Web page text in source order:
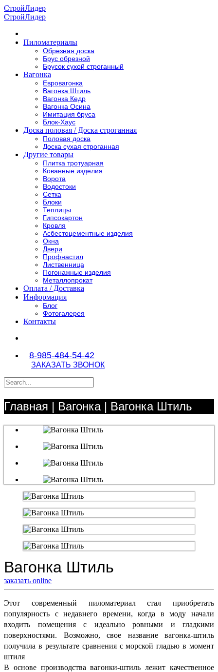
СтройЛидер
СтройЛидер
Пиломатериалы
Обрезная доска
Брус обрезной
Брусок сухой строганный
Вагонка
Евровагонка
Вагонка Штиль
Вагонка Кедр
Вагонка Осина
Имитация бруса
Блок-Хаус
Доска половая / Доска строганная
Половая доска
Доска сухая строганная
Другие товары
Плитка тротуарная
Кованные изделия
Ворота
Водостоки
Сетка
Блоки
Теплицы
Гипсокартон
Кровля
Асбестоцементные изделия
Окна
Двери
Профнастил
Лиственница
Погонажные изделия
Металлопрокат
Оплата / Доставка
Информация
Блог
Фотогалерея
Контакты
8-985-484-54-42
ЗАКАЗАТЬ ЗВОНОК
Главная | Вагонка| Вагонка Штиль
Вагонка Штиль
заказать online
Этот современный пиломатериал стал приобретать
популярность с недавнего времени, когда в моду начали
входить помещения с идеально ровными и гладкими
поверхностями. Возможно, свое название вагонка-штиль
получила в результате сравнения с морской гладью в момент
штиля
В основе производства вагонки-штиль лежит качественное